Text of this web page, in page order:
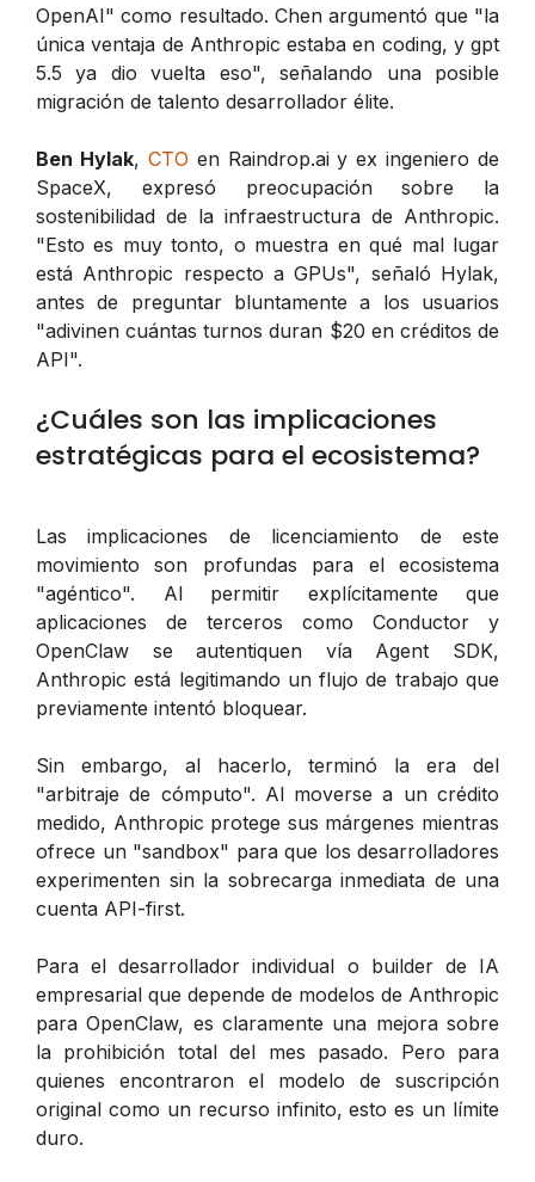
OpenAI" como resultado. Chen argumentó que "la
única ventaja de Anthropic estaba en coding, y gpt
5.5 ya dio vuelta eso", señalando una posible
migración de talento desarrollador élite.
Ben Hylak, CTO en Raindrop.ai y ex ingeniero de
SpaceX, expresó preocupación sobre la
sostenibilidad de la infraestructura de Anthropic.
"Esto es muy tonto, o muestra en qué mal lugar
está Anthropic respecto a GPUs", señaló Hylak,
antes de preguntar bluntamente a los usuarios
"adivinen cuántas turnos duran $20 en créditos de
API".
¿Cuáles son las implicaciones
estratégicas para el ecosistema?
Las implicaciones de licenciamiento de este
movimiento son profundas para el ecosistema
"agéntico". Al permitir explícitamente que
aplicaciones de terceros como Conductor y
OpenClaw se autentiquen vía Agent SDK,
Anthropic está legitimando un flujo de trabajo que
previamente intentó bloquear.
Sin embargo, al hacerlo, terminó la era del
"arbitraje de cómputo". Al moverse a un crédito
medido, Anthropic protege sus márgenes mientras
ofrece un "sandbox" para que los desarrolladores
experimenten sin la sobrecarga inmediata de una
cuenta API-first.
Para el desarrollador individual o builder de IA
empresarial que depende de modelos de Anthropic
para OpenClaw, es claramente una mejora sobre
la prohibición total del mes pasado. Pero para
quienes encontraron el modelo de suscripción
original como un recurso infinito, esto es un límite
duro.